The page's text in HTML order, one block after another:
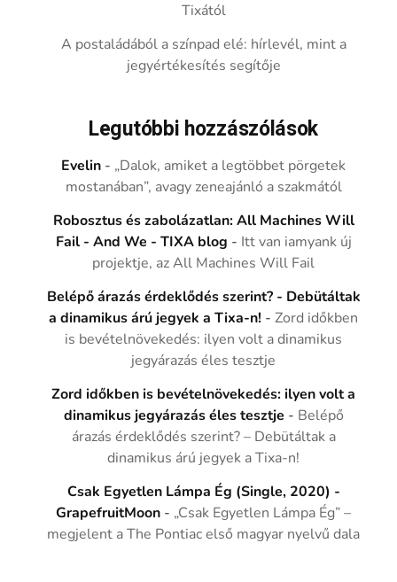
Tixától
A postaládából a színpad elé: hírlevél, mint a
jegyértékesítés segítője
Legutóbbi hozzászólások
Evelin - „Dalok, amiket a legtöbbet pörgetek
mostanában”, avagy zeneajánló a szakmától
Robosztus és zabolázatlan: All Machines Will
Fail - And We - TIXA blog - Itt van iamyank új
projektje, az All Machines Will Fail
Belépő árazás érdeklődés szerint? - Debütáltak
a dinamikus árú jegyek a Tixa-n! -Zord időkben
is bevételnövekedés: ilyen volt a dinamikus
jegyárazás éles tesztje
Zord időkben is bevételnövekedés: ilyen volt a
dinamikus jegyárazás éles tesztje - Belépő
árazás érdeklődés szerint? – Debütáltak a
dinamikus árú jegyek a Tixa-n!
Csak Egyetlen Lámpa Ég (Single, 2020) -
GrapefruitMoon - „Csak Egyetlen Lámpa Ég” –
megjelent a The Pontiac első magyar nyelvű dala